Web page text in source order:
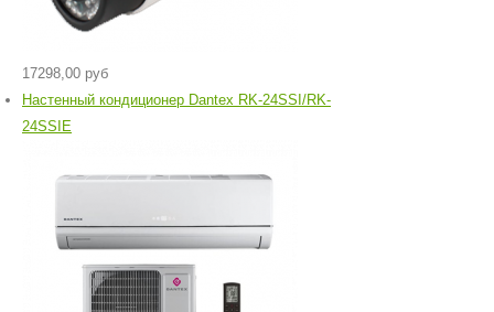
17298,00 руб
Настенный кондиционер Dantex RK-24SSI/RK-
24SSIЕ